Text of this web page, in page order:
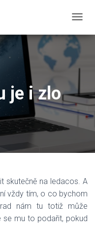
Ř
E
P
N
je i zlo
skutečně na ledacos. A
vždy tím, o co bychom
nám tu totiž může
mu to podařit, pokud